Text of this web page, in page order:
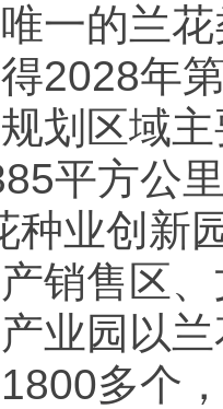
一的兰
2028年
区域主
平方公
种业创
销售区
业园以
多个